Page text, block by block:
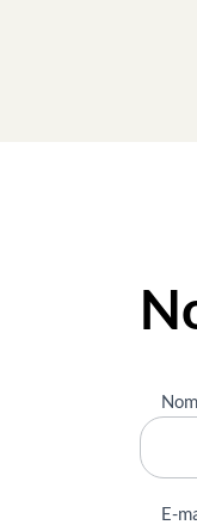
Nous
Nom
E-